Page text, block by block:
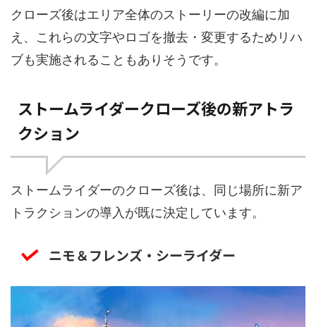
クローズ後はエリア全体のストーリーの改編に加
え、これらの文字やロゴを撤去・変更するためリハ
ブも実施されることもありそうです。
ストームライダークローズ後の新アトラ
クション
ストームライダーのクローズ後は、同じ場所に新ア
トラクションの導入が既に決定しています。
ニモ＆フレンズ・シーライダー